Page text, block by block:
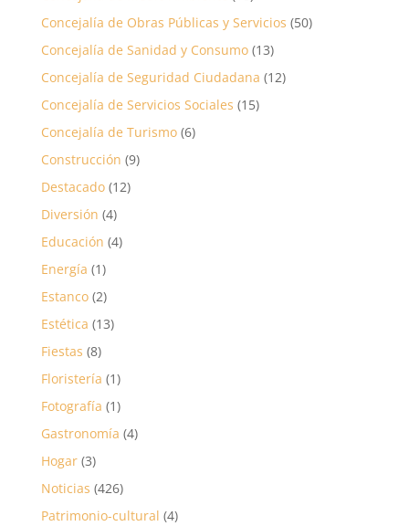
Concejalía de Obras Públicas y Servicios (50)
Concejalía de Sanidad y Consumo(13)
Concejalía de Seguridad Ciudadana (12)
Concejalía de Servicios Sociales (15)
Concejalía de Turismo(6)
Construcción (9)
Destacado(12)
Diversión (4)
Educación (4)
Energía (1)
Estanco(2)
Estética (13)
Fiestas (8)
Floristería (1)
Fotografía (1)
Gastronomía (4)
Hogar(3)
Noticias (426)
Patrimonio-cultural (4)